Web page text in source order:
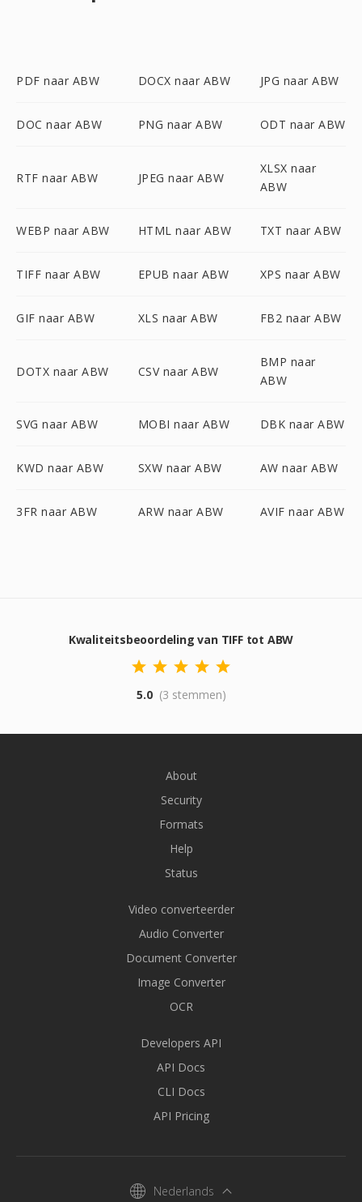
PDF naar ABW DOCX naar ABW JPG naar ABW
DOC naar ABW PNG naar ABW ODT naar ABW
RTF naar ABW JPEG naar ABW
XLSX naar
ABW
WEBP naar ABW HTML naar ABW TXT naar ABW
TIFF naar ABW EPUB naar ABW XPS naar ABW
GIF naar ABW XLS naar ABW FB2 naar ABW
DOTX naar ABW CSV naar ABW
BMP naar
ABW
SVG naar ABW MOBI naar ABW DBK naar ABW
KWD naar ABW SXW naar ABW AW naar ABW
3FR naar ABW ARW naar ABW AVIF naar ABW
Kwaliteitsbeoordeling van TIFF tot ABW
5.0 (3 stemmen)
About
Security
Formats
Help
Status
Video converteerder
Audio Converter
Document Converter
Image Converter
OCR
Developers API
API Docs
CLI Docs
API Pricing
Nederlands